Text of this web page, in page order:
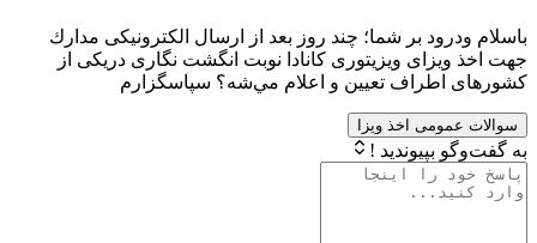
بر شما؛ چند روز بعد از ارسال الكترونيكى مدارك
ويزيتورى كانادا نوبت انگشت نگارى دريكى از
تعيين و اعلام مي‌شه؟ سپاسگزارم
اخذ ویزا
!